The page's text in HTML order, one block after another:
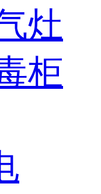
灶
柜